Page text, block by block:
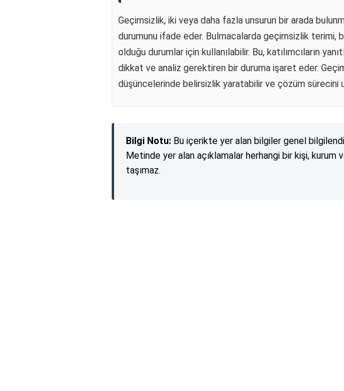
Geçimsizlik, iki veya daha fazla unsurun bir arada
durumunu ifade eder. Bulmacalarda geçimsizlik terimi,
olduğu durumlar için kullanılabilir. Bu, katılımcıların
dikkat ve analiz gerektiren bir duruma işaret eder.
düşüncelerinde belirsizlik yaratabilir ve çözüm sürecini
Bilgi Notu: Bu içerikte yer alan bilgiler genel
Metinde yer alan açıklamalar herhangi bir kişi, kurum
taşımaz.